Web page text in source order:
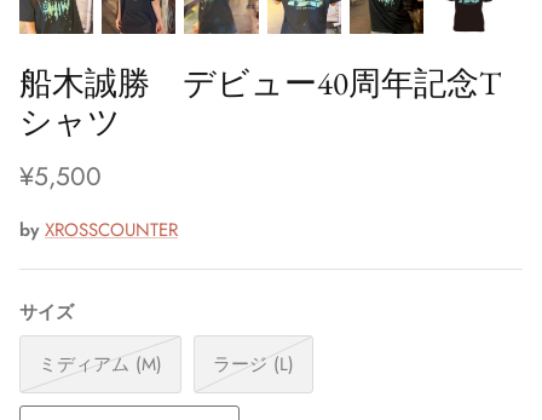
船木誠勝 デビュー40周年記念T
シャツ
¥5,500
by XROSSCOUNTER
サイズ
ミディアム (M)
ラージ (L)